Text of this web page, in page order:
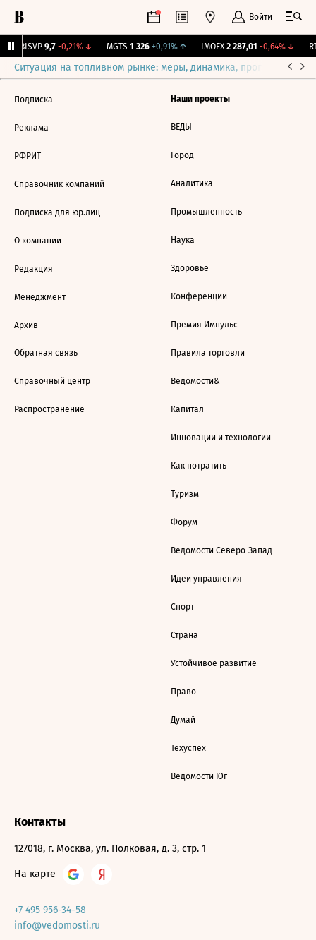
Войти
BISVP 9,7 -0,21%↓ MGTS 1 326 +0,91%↑ IMOEX 2 287,01 -0,64%↓
Ситуация на топливном рынке: меры, динамика, прогнозы
Подписка
Реклама
РФРИТ
Справочник компаний
Подписка для юр.лиц
О компании
Редакция
Менеджмент
Архив
Обратная связь
Справочный центр
Распространение
Наши проекты
ВЕДЫ
Город
Аналитика
Промышленность
Наука
Здоровье
Конференции
Премия Импульс
Правила торговли
Ведомости&
Капитал
Инновации и технологии
Как потратить
Туризм
Форум
Ведомости Северо-Запад
Идеи управления
Спорт
Страна
Устойчивое развитие
Право
Думай
Техуспех
Ведомости Юг
Контакты
127018, г. Москва, ул. Полковая, д. 3, стр. 1
На карте
+7 495 956-34-58
info@vedomosti.ru